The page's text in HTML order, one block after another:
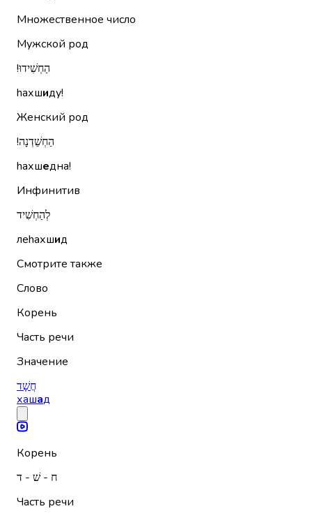
Множественное число
Мужской род
הַחְשִׁידוּ!‏
hахшиду!
Женский род
הַחְשֵׁדְנָה!‏
hахшедна!
Инфинитив
לְהַחְשִׁיד
леhахшид
Смотрите также
Слово
Корень
Часть речи
Значение
חֲשָׁד
хашад
Корень
ח - שׁ - ד
Часть речи